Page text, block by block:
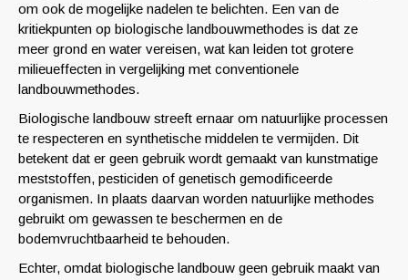
om ook de mogelijke nadelen te belichten. Een van de
kritiekpunten op biologische landbouwmethodes is dat ze
meer grond en water vereisen, wat kan leiden tot grotere
milieueffecten in vergelijking met conventionele
landbouwmethodes.
Biologische landbouw streeft ernaar om natuurlijke processen
te respecteren en synthetische middelen te vermijden. Dit
betekent dat er geen gebruik wordt gemaakt van kunstmatige
meststoffen, pesticiden of genetisch gemodificeerde
organismen. In plaats daarvan worden natuurlijke methodes
gebruikt om gewassen te beschermen en de
bodemvruchtbaarheid te behouden.
Echter, omdat biologische landbouw geen gebruik maakt van